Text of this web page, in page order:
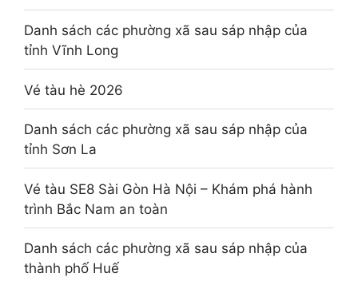
Danh sách các phường xã sau sáp nhập của
tỉnh Vĩnh Long
Vé tàu hè 2026
Danh sách các phường xã sau sáp nhập của
tỉnh Sơn La
Vé tàu SE8 Sài Gòn Hà Nội – Khám phá hành
trình Bắc Nam an toàn
Danh sách các phường xã sau sáp nhập của
thành phố Huế